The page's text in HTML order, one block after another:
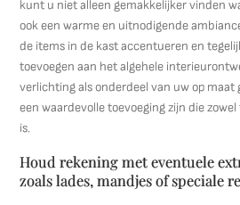
kunt u niet alleen gemakkelijker vinden
ook een warme en uitnodigende
de items in de kast accentueren en
toevoegen aan het algehele
verlichting als onderdeel van uw op maat
een waardevolle toevoeging zijn die
is.
Houd rekening met eventuele
zoals lades, mandjes of speciale